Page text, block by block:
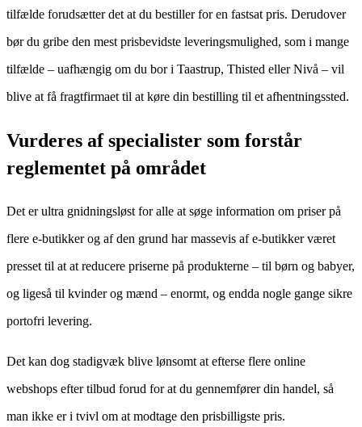
tilfælde forudsætter det at du bestiller for en fastsat pris. Derudover
bør du gribe den mest prisbevidste leveringsmulighed, som i mange
tilfælde – uafhængig om du bor i Taastrup, Thisted eller Nivå – vil
blive at få fragtfirmaet til at køre din bestilling til et afhentningssted.
Vurderes af specialister som forstår
reglementet på området
Det er ultra gnidningsløst for alle at søge information om priser på
flere e-butikker og af den grund har massevis af e-butikker været
presset til at at reducere priserne på produkterne – til børn og babyer,
og ligeså til kvinder og mænd – enormt, og endda nogle gange sikre
portofri levering.
Det kan dog stadigvæk blive lønsomt at efterse flere online
webshops efter tilbud forud for at du gennemfører din handel, så
man ikke er i tvivl om at modtage den prisbilligste pris.